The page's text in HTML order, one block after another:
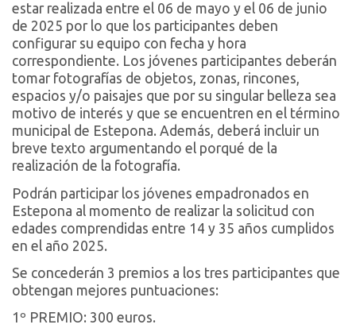
estar realizada entre el 06 de mayo y el 06 de junio
de 2025 por lo que los participantes deben
configurar su equipo con fecha y hora
correspondiente. Los jóvenes participantes deberán
tomar fotografías de objetos, zonas, rincones,
espacios y/o paisajes que por su singular belleza sea
motivo de interés y que se encuentren en el término
municipal de Estepona. Además, deberá incluir un
breve texto argumentando el porqué de la
realización de la fotografía.
Podrán participar los jóvenes empadronados en
Estepona al momento de realizar la solicitud con
edades comprendidas entre 14 y 35 años cumplidos
en el año 2025.
Se concederán 3 premios a los tres participantes que
obtengan mejores puntuaciones:
1º PREMIO: 300 euros.